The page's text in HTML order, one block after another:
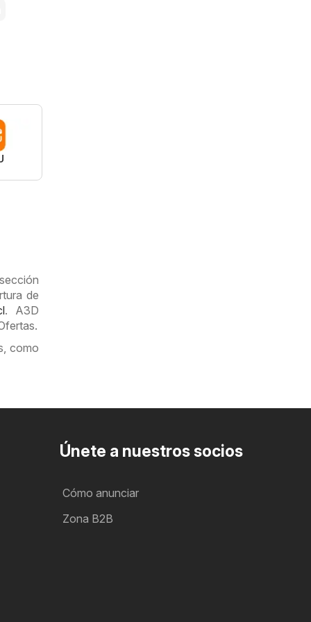
de
. A3D
como
Únete a nuestros socios
Cómo anunciar
Zona B2B